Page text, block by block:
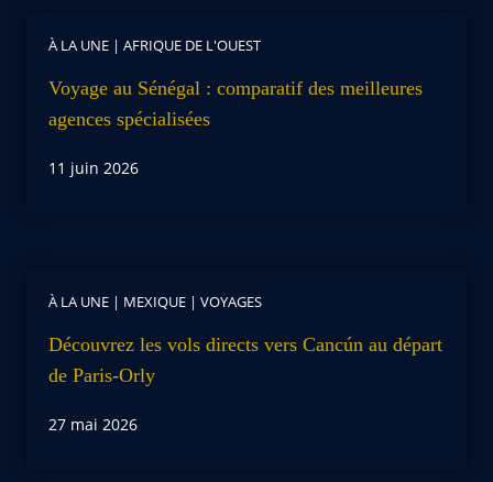
À LA UNE | AFRIQUE DE L'OUEST
Voyage au Sénégal : comparatif des meilleures
agences spécialisées
11 juin 2026
À LA UNE | MEXIQUE | VOYAGES
Découvrez les vols directs vers Cancún au départ
de Paris-Orly
27 mai 2026